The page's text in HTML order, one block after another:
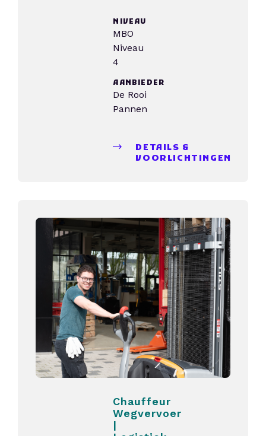
NIVEAU
MBO
Niveau
4
AANBIEDER
De Rooi
Pannen
DETAILS &
VOORLICHTINGEN
Chauffeur
Wegvervoer
|